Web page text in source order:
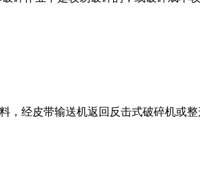
经皮带输送机返回反击式破碎机或整